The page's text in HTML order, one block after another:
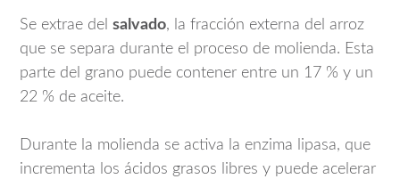
Se extrae del salvado, la fracción externa del arroz
que se separa durante el proceso de molienda. Esta
parte del grano puede contener entre un 17 % y un
22 % de aceite.
Durante la molienda se activa la enzima lipasa, que
incrementa los ácidos grasos libres y puede acelerar